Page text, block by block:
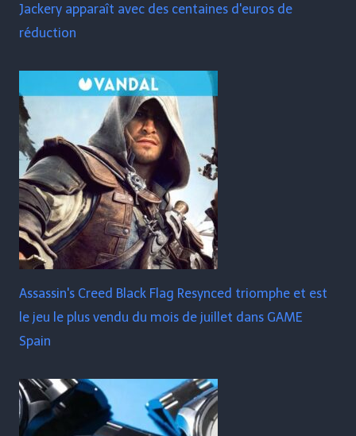
Jackery apparaît avec des centaines d'euros de
réduction
Assassin's Creed Black Flag Resynced triomphe et est
le jeu le plus vendu du mois de juillet dans GAME
Spain